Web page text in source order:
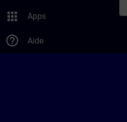
apps Apps
help_outline Aide